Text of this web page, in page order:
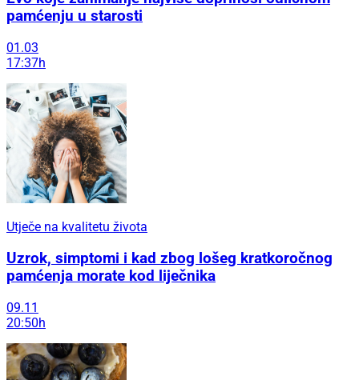
pamćenju u starosti
01.03
17:37h
Utječe na kvalitetu života
Uzrok, simptomi i kad zbog lošeg kratkoročnog
pamćenja morate kod liječnika
09.11
20:50h